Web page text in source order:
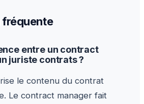
fréquente
entre un contract
juriste contrats ?
le contenu du contrat
Le contract manager fait